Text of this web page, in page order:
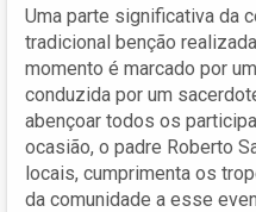
Uma parte significativa da
tradicional benção
momento é marcado por
conduzida por um
abençoar todos os
ocasião, o padre Roberto
locais, cumprimenta os
da comunidade a esse